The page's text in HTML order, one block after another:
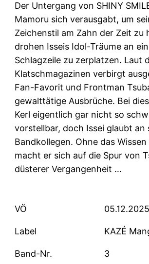
Der Untergang von SHINY
Mamoru sich verausgabt, um
Zeichenstil am Zahn der Zeit zu
drohen Isseis Idol-Träume an
Schlagzeile zu zerplatzen. Laut
Klatschmagazinen verbirgt
Fan-Favorit und Frontman
gewalttätige Ausbrüche. Bei
Kerl eigentlich gar nicht so
vorstellbar, doch Issei glaubt an
Bandkollegen. Ohne das
macht er sich auf die Spur von
düsterer Vergangenheit …
VÖ 05.12.2025
Label KAZÉ
Band-Nr. 3